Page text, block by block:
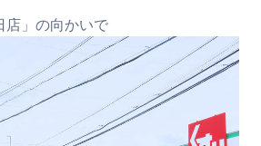
店」の向かいで